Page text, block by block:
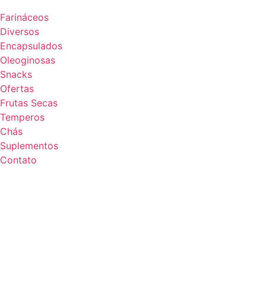
Farináceos
Diversos
Encapsulados
Oleoginosas
Snacks
Ofertas
Frutas Secas
Temperos
Chás
Suplementos
Contato